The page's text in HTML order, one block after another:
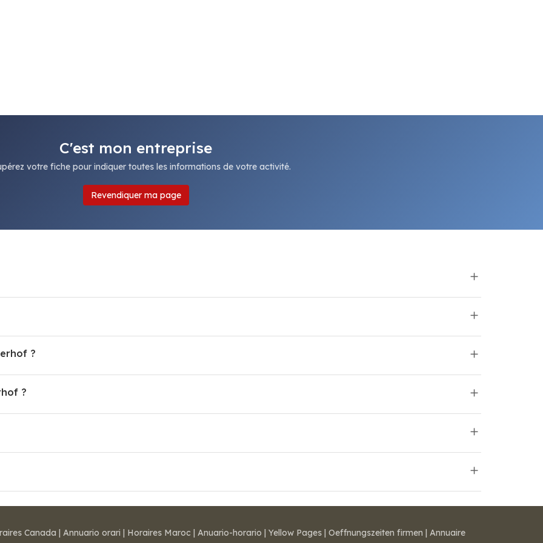
C'est mon entreprise
votre fiche pour indiquer toutes les informations de votre activité.
Revendiquer ma page
?
?
Canada | Annuario orari | Horaires Maroc | Anuario-horario | Yellow Pages | Oeffnungszeiten firmen | Annuaire